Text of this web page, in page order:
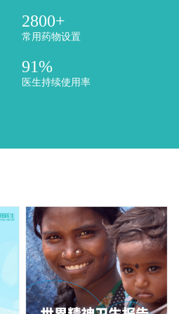
2800+
常用药物设置
91%
医生持续使用率